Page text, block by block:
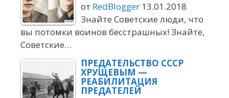
от RedBlogger 13.01.2018
Знайте Советские люди, что
вы потомки воинов бесстрашных! Знайте,
Советские…
ПРЕДАТЕЛЬСТВО СССР
ХРУЩЕВЫМ —
РЕАБИЛИТАЦИЯ
ПРЕДАТЕЛЕЙ